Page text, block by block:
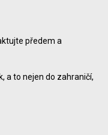
předem a
a to nejen do zahraničí,